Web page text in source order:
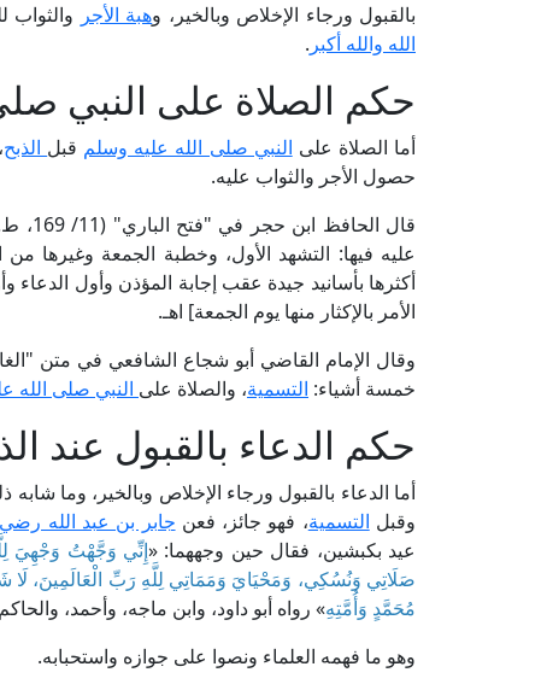
بالقبول ورجاء الإخلاص وبالخير، وهبة الأجر والثواب
الله والله أكبر .
حكم الصلاة على النبي
أما الصلاة على النبي صلى الله عليه وسلم قبل الذبح
حصول الأجر والثواب عليه.
قال
عليه فيها: التشهد الأول، وخطبة الجمعة وغيرها
أكثرها بأسانيد جيدة عقب إجابة المؤذن وأول
الأمر بالإكثار منها يوم الجمعة] اهـ.
وقال الإمام القاضي أبو شجاع الشافعي في متن "الغاية والتقريب" (ص: 43،
خمسة أشياء: التسمية، والصلاة على النبي صلى الله
حكم الدعاء بالقبول عند
أما الدعاء بالقبول ورجاء الإخلاص وبالخير، وما
وقبل التسمية، فهو جائز، فعن جابر بن عبد الله رضي
عيد بكبشين، فقال حين وجههما: «إِنِّي وَجَّهْتُ وَجْهِيَ
صَلَاتِي وَنُسُكِي، وَمَحْيَايَ وَمَمَاتِي لِلَّهِ رَبِّ الْعَالَمِينَ، لَا
مُحَمَّدٍ وَأُمَّتِهِ» رواه أبو داود، وابن ماجه، وأحمد،
وهو ما فهمه العلماء ونصوا على جوازه واستحبابه.